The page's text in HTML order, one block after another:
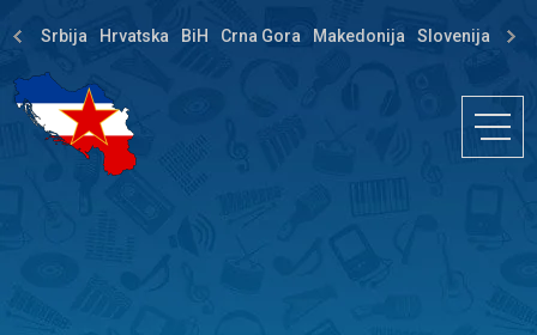
Srbija Hrvatska BiH Crna Gora Makedonija Slovenija